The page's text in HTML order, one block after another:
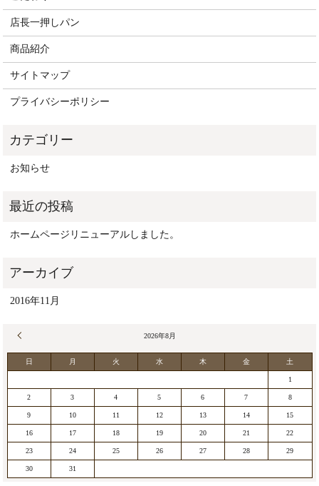
店長一押しパン
商品紹介
サイトマップ
プライバシーポリシー
お知らせ
ホームページリニューアルしました。
2016年11月
2026年8月
日 月 火 水 木 金 土
1
2 3 4 5 6 7 8
9 10 11 12 13 14 15
16 17 18 19 20 21 22
23 24 25 26 27 28 29
30 31